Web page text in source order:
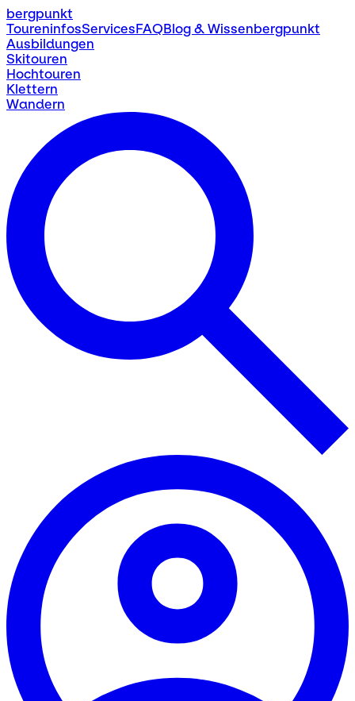
bergpunkt
ToureninfosServicesFAQBlog & Wissenbergpunkt
Ausbildungen
Skitouren
Hochtouren
Klettern
Wandern